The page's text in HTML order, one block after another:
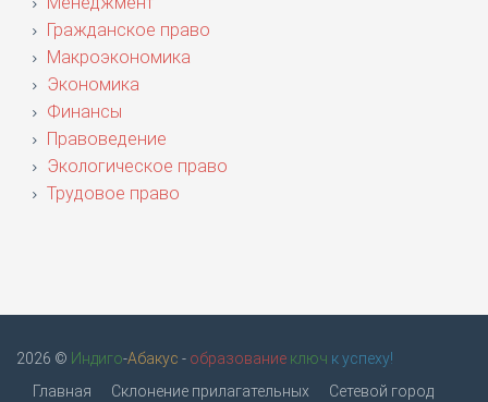
Гражданское право
Макроэкономика
Экономика
Финансы
Правоведение
Экологическое право
Трудовое право
2026 © Индиго-Абакус - образование ключ к успеху!
Главная
Склонение прилагательных
Сетевой город